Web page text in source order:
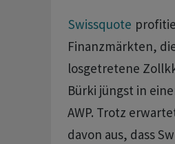
Swissquote
Finanzmärkten,
losgetretene
Bürki jüngst in
AWP. Trotz
davon aus, dass